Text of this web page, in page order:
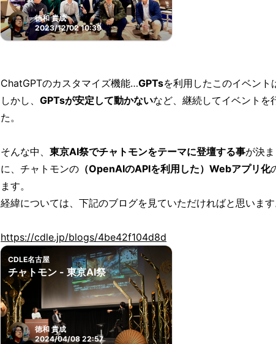
徳和 貴成
2023/12/02 10:39
ChatGPTのカスタマイズ機能…GPTsを利用したこのイベント
しかし、 GPTsが安定して動かないなど、継続してイベントを
た。
そんな中、 東京AI祭でチャトモンをテーマに登壇する事が決
に、チャトモンの （OpenAIのAPIを利用した）Webアプリ化
ます。
経緯については、下記のブログを見ていただければと思います
https://cdle.jp/blogs/4be42f104d8d
CDLE名古屋
チャトモン - 東京AI祭
徳和 貴成
2024/04/08 22:57